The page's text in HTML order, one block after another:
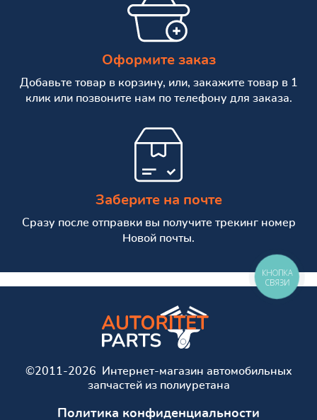
Оформите заказ
Добавьте товар в корзину, или, закажите товар в 1
клик или позвоните нам по телефону для заказа.
Заберите на почте
Сразу после отправки вы получите трекинг номер
Новой почты.
©2011-2026 Интернет-магазин автомобильных
запчастей из полиуретана
Политика конфиденциальности
КНОПКА
СВЯЗИ